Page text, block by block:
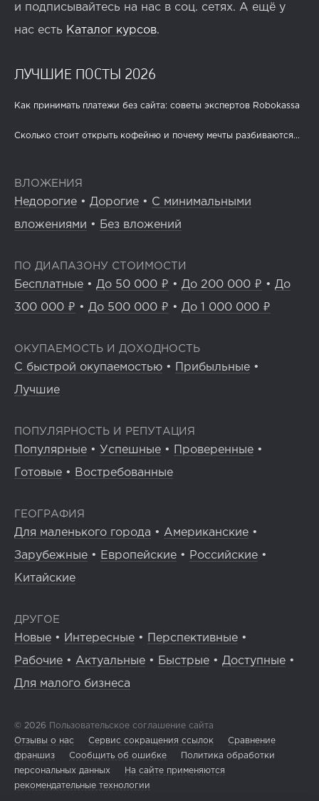
и подписывайтесь на нас в соц. сетях. А ещё у
нас есть Каталог курсов.
ЛУЧШИЕ ПОСТЫ 2026
Как принимать платежи без сайта: советы экспертов Robokassa
Сколько стоит открыть кофейню и почему мечты разбиваются...
ВЛОЖЕНИЯ
Недорогие • Дорогие • С минимальными
вложениями • Без вложений
ПО ДИАПАЗОНУ СТОИМОСТИ
Бесплатные • До 50 000 ₽ • До 200 000 ₽ • До
300 000 ₽ • До 500 000 ₽ • До 1 000 000 ₽
ОКУПАЕМОСТЬ И ДОХОДНОСТЬ
С быстрой окупаемостью • Прибыльные •
Лучшие
ПОПУЛЯРНОСТЬ И РЕПУТАЦИЯ
Популярные • Успешные • Проверенные •
Готовые • Востребованные
ГЕОГРАФИЯ
Для маленького города • Американские •
Зарубежные • Европейские • Российские •
Китайские
ДРУГОЕ
Новые • Интересные • Перспективные •
Рабочие • Актуальные • Быстрые • Доступные •
Для малого бизнеса
© 2026 Пользовательское соглашение сайта
Отзывы о нас
Сервис сокращения ссылок
Сравнение
франшиз
Сообщить об ошибке
Политика обработки
персональных данных
На сайте применяются
рекомендательные технологии